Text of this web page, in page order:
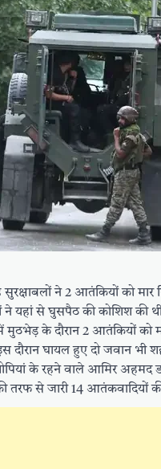
ने 2 आतंकियों को मार
से घुसपैठ की कोशिश की थी,
के दौरान 2 आतंकियों को
दौरान घायल हुए दो जवान भी
के रहने वाले आमिर अहमद
तरफ से जारी 14 आतंकवादियों